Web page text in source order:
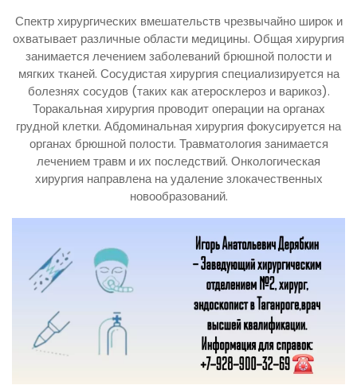
Спектр хирургических вмешательств чрезвычайно широк и
охватывает различные области медицины. Общая хирургия
занимается лечением заболеваний брюшной полости и
мягких тканей. Сосудистая хирургия специализируется на
болезнях сосудов (таких как атеросклероз и варикоз).
Торакальная хирургия проводит операции на органах
грудной клетки. Абдоминальная хирургия фокусируется на
органах брюшной полости. Травматология занимается
лечением травм и их последствий. Онкологическая
хирургия направлена на удаление злокачественных
новообразований.